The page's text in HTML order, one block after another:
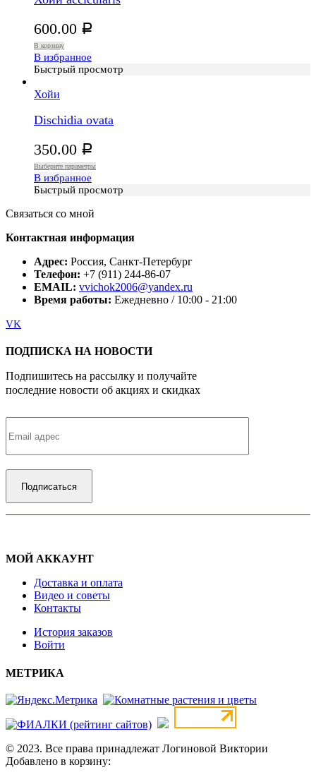
600.00 Р
В корзину
В избранное
Быстрый просмотр
Хойи
Dischidia ovata
350.00 Р
Выберите параметры
В избранное
Быстрый просмотр
Связаться со мной
Контактная информация
Адрес: Россия, Санкт-Петербург
Телефон: +7 (911) 244-86-07
EMAIL: vvichok2006@yandex.ru
Время работы: Ежедневно / 10:00 - 21:00
VK
ПОДПИСКА НА НОВОСТИ
Подпишитесь на рассылку и получайте
последние новости об акциях и скидках
МОЙ АККАУНТ
Доставка и оплата
Видео и советы
Контакты
История заказов
Войти
МЕТРИКА
© 2023. Все права принадлежат Логиновой Виктории
Добавлено в корзину: